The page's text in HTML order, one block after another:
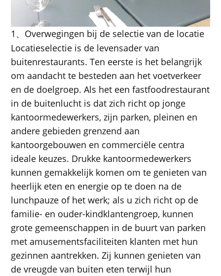
1 、 Overwegingen bij de selectie van de locatie
Locatieselectie is de levensader van
buitenrestaurants. Ten eerste is het belangrijk
om aandacht te besteden aan het voetverkeer
en de doelgroep. Als het een fastfoodrestaurant
in de buitenlucht is dat zich richt op jonge
kantoormedewerkers, zijn parken, pleinen en
andere gebieden grenzend aan
kantoorgebouwen en commerciële centra
ideale keuzes. Drukke kantoormedewerkers
kunnen gemakkelijk komen om te genieten van
heerlijk eten en energie op te doen na de
lunchpauze of het werk; als u zich richt op de
familie- en ouder-kindklantengroep, kunnen
grote gemeenschappen in de buurt van parken
met amusementsfaciliteiten klanten met hun
gezinnen aantrekken. Zij kunnen genieten van
de vreugde van buiten eten terwijl hun